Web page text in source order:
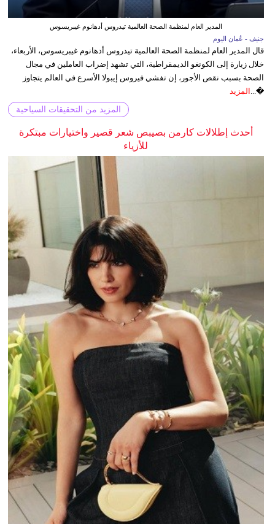
المدير العام لمنظمة الصحة العالمية تيدروس أدهانوم غيبريسوس
جنيف - عُمان اليوم
قال المدير العام لمنظمة الصحة العالمية تيدروس أدهانوم غيبريسوس، الأربعاء،
خلال زيارة إلى الكونغو الديمقراطية، التي تشهد إضراب العاملين في مجال
الصحة بسبب نقص الأجور، إن تفشي فيروس إيبولا الأسرع في العالم يتجاوز
�... المزيد
المزيد من التحقيقات السياحية
أحدث إطلالات كارمن بصيبص شعر قصير واختيارات مبتكرة
للأزياء